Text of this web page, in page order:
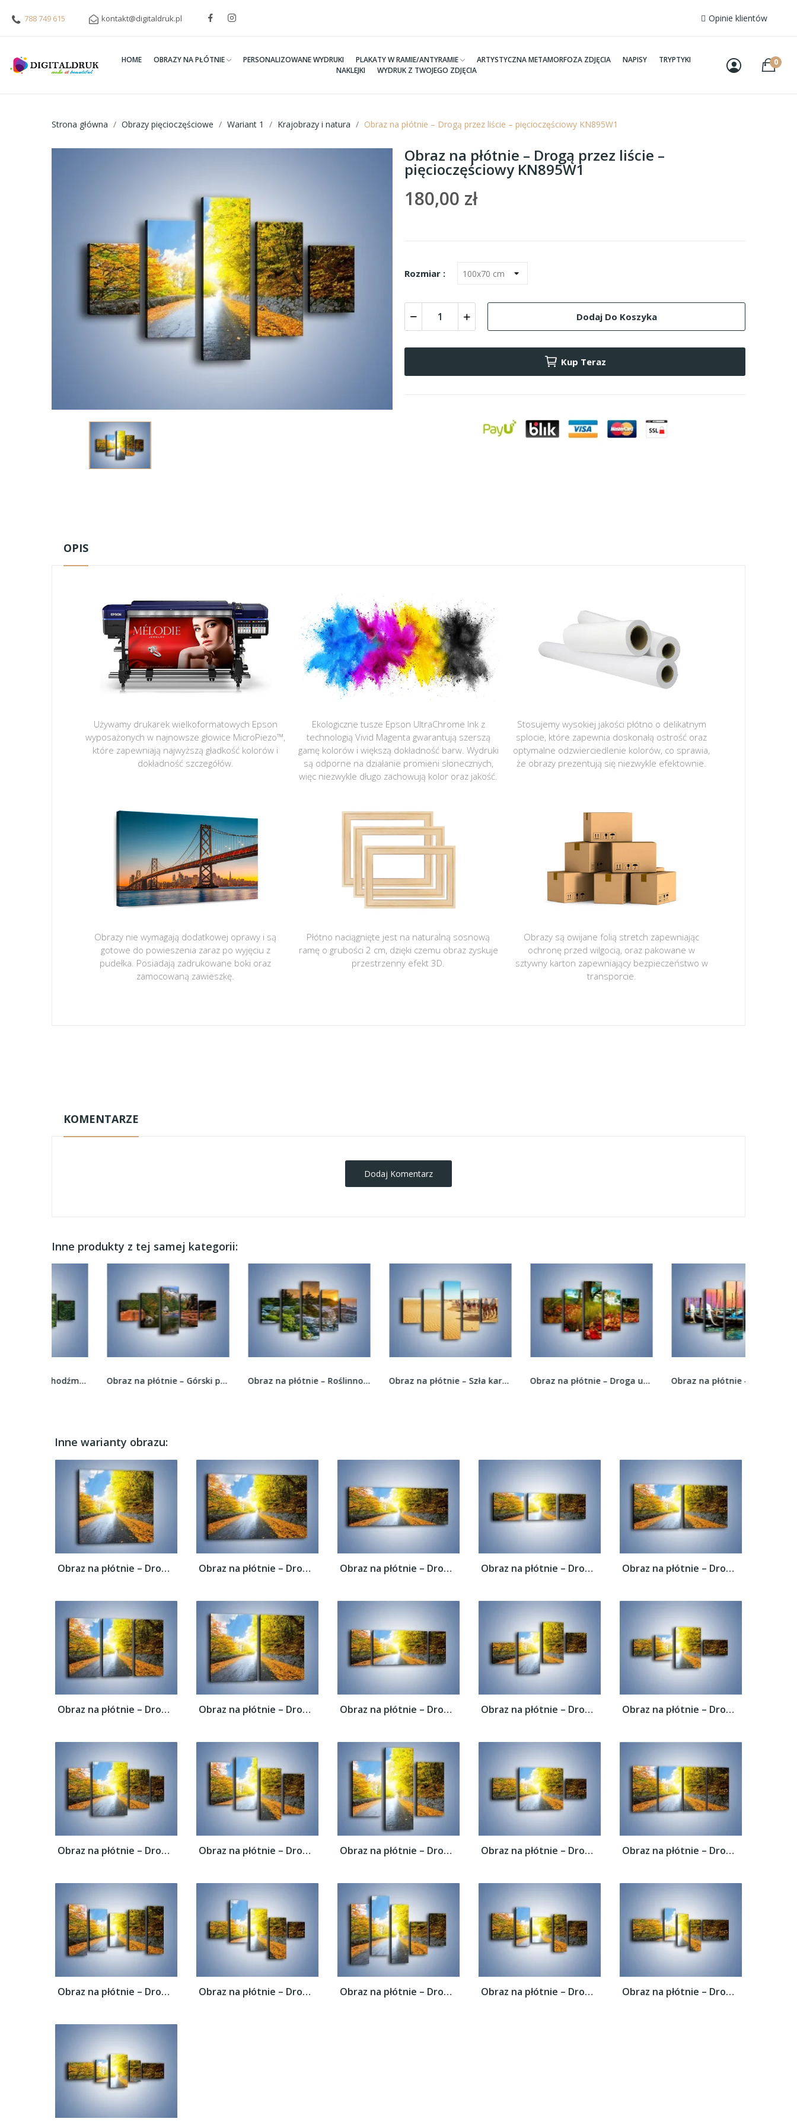
788 749 615 kontakt@digitaldruk.pl Opinie klientów
HOME OBRAZY NA PŁÓTNIE PERSONALIZOWANE WYDRUKI PLAKATY W RAMIE/ANTYRAMIE ARTYSTYCZNA METAMORFOZA ZDJĘCIA NAPISY
TRYPTYKI
NAKLEJKI
WYDRUK Z TWOJEGO ZDJĘCIA
0
Strona główna Obrazy pięcioczęściowe Wariant 1 Krajobrazy i natura Obraz na płótnie – Drogą przez liście – pięcioczęściowy KN895W1
Obraz na płótnie – Drogą przez liście –
pięcioczęściowy KN895W1
180,00 zł
Rozmiar :
Dodaj Do Koszyka
Kup Teraz
OPIS
Używamy drukarek wielkoformatowych Epson
wyposażonych w najnowsze głowice MicroPiezo™,
które zapewniają najwyższą gładkość kolorów i
dokładność szczegółów.
Ekologiczne tusze Epson UltraChrome Ink z
technologią Vivid Magenta gwarantują szerszą
gamę kolorów i większą dokładność barw. Wydruki
są odporne na działanie promieni słonecznych,
więc niezwykle długo zachowują kolor oraz jakość.
Stosujemy wysokiej jakości płótno o delikatnym
splocie, które zapewnia doskonałą ostrość oraz
optymalne odzwierciedlenie kolorów, co sprawia,
że obrazy prezentują się niezwykle efektownie.
Obrazy nie wymagają dodatkowej oprawy i są
gotowe do powieszenia zaraz po wyjęciu z
pudełka. Posiadają zadrukowane boki oraz
zamocowaną zawieszkę.
Płótno naciągnięte jest na naturalną sosnową
ramę o grubości 2 cm, dzięki czemu obraz zyskuje
przestrzenny efekt 3D.
Obrazy są owijane folią stretch zapewniając
ochronę przed wilgocią, oraz pakowane w
sztywny karton zapewniający bezpieczeństwo w
transporcie.
KOMENTARZE
Dodaj Komentarz
Inne produkty z tej samej kategorii:
Obraz na płótnie – Górski potok i skaliste... Obraz na płótnie – Roślinność wśród szarości –... Obraz na płótnie – Szła karawana przez pustynię... Obraz na płótnie – Droga usłana liśćmi –... Obraz na płótnie – Miejsca parkingowe na wodzie...
Inne warianty obrazu:
Obraz na płótnie – Drogą przez liście –... Obraz na płótnie – Drogą przez liście –... Obraz na płótnie – Drogą przez liście –... Obraz na płótnie – Drogą przez liście –... Obraz na płótnie – Drogą przez liście –...
Obraz na płótnie – Drogą przez liście –... Obraz na płótnie – Drogą przez liście –... Obraz na płótnie – Drogą przez liście –... Obraz na płótnie – Drogą przez liście –... Obraz na płótnie – Drogą przez liście –...
Obraz na płótnie – Drogą przez liście –... Obraz na płótnie – Drogą przez liście –... Obraz na płótnie – Drogą przez liście –... Obraz na płótnie – Drogą przez liście –... Obraz na płótnie – Drogą przez liście –...
Obraz na płótnie – Drogą przez liście –... Obraz na płótnie – Drogą przez liście –... Obraz na płótnie – Drogą przez liście –... Obraz na płótnie – Drogą przez liście –... Obraz na płótnie – Drogą przez liście –...